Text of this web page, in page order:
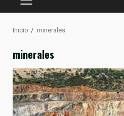
MENÚ
Inicio minerales
minerales